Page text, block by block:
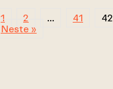
1 2 … 41 42
Neste »